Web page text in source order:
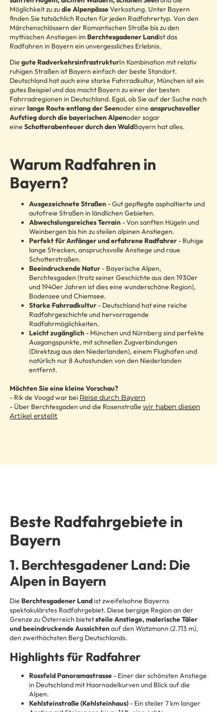
Möglichkeitzuzudie AlpenpässeVerkostung. Unter Bayern
finden Sie tatsächlich Routen für jeden Radfahrertyp. Von den
Märchenschlössern der Romantischen Straße bis zu den
mythischen Anstiegen im Berchtesgadener Landist das
Radfahren in Bayern ein unvergessliches Erlebnis.
Die gute RadverkehrsinfrastrukturIn Kombination mit relativ
ruhigen Straßen ist Bayern einfach der beste Standort.
Deutschland hat auch eine starke Fahrradkultur, München ist ein
gutes Beispiel und das macht Bayern zu einer der besten
Fahrradregionen in Deutschland. Egal, ob Sie auf der Suche nach
einerlange Route entlang der Seenoder eine anspruchsvoller
Aufstieg durch die bayerischen Alpenoder sogar
eine Schotterabenteuer durch den WaldBayern hat alles.
Warum Radfahren in
Bayern?
Ausgezeichnete Straßen - Gut gepflegte asphaltierte und
autofreie Straßen in ländlichen Gebieten.
Abwechslungsreiches Terrain - Von sanften Hügeln und
Weinbergen bis hin zu steilen alpinen Anstiegen.
Perfekt für Anfänger und erfahrene Radfahrer - Ruhige
lange Strecken, anspruchsvolle Anstiege und raue
Schotterstraßen.
Beeindruckende Natur - Bayerische Alpen,
Berchtesgaden (trotz seiner Geschichte aus den 1930er
und 1940er Jahren ist dies eine wunderschöne Region),
Bodensee und Chiemsee.
Starke Fahrradkultur - Deutschland hat eine reiche
Radfahrgeschichte und hervorragende
Radfahrmöglichkeiten.
Leicht zugänglich - München und Nürnberg sind perfekte
Ausgangspunkte, mit schnellen Zugverbindungen
(Direktzug aus den Niederlanden), einem Flughafen und
natürlich nur 8 Autostunden von den Niederlanden
entfernt.
Möchten Sie eine kleine Vorschau?
- Rik de Voogd war bei Reise durch Bayern
- Über Berchtesgaden und die Rosenstraße wir haben diesen
Artikel erstellt
Beste Radfahrgebiete in
Bayern
1. Berchtesgadener Land: Die
Alpen in Bayern
Die Berchtesgadener Land ist zweifelsohne Bayerns
spektakulärstes Radfahrgebiet. Diese bergige Region an der
Grenze zu Österreich bietetsteile Anstiege, malerische Täler
und beeindruckende Aussichtenauf den Watzmann (2.713 m),
den zweithöchsten Berg Deutschlands.
Highlights für Radfahrer
Rossfeld Panoramastrasse - Einer der schönsten Anstiege
in Deutschland mit Haarnadelkurven und Blick auf die
Alpen.
Kehlsteinstraße (Kehlsteinhaus) - Ein steiler 7 km langer